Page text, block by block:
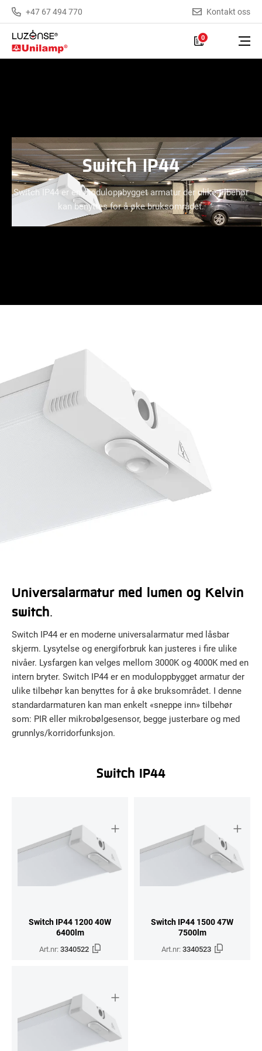
+47 67 494 770 Kontakt oss
0
Switch IP44
Switch IP44 er en moduloppbygget armatur der ulike tilbehør
kan benyttes for å øke bruksområdet.
Universalarmatur med lumen og Kelvin
switch.
Switch IP44 er en moderne universalarmatur med låsbar
skjerm. Lysytelse og energiforbruk kan justeres i fire ulike
nivåer. Lysfargen kan velges mellom 3000K og 4000K med en
intern bryter. Switch IP44 er en moduloppbygget armatur der
ulike tilbehør kan benyttes for å øke bruksområdet. I denne
standardarmaturen kan man enkelt «sneppe inn» tilbehør
som: PIR eller mikrobølgesensor, begge justerbare og med
grunnlys/korridorfunksjon.
Switch IP44
Switch IP44 1200 40W
6400lm
Art.nr:3340522
Switch IP44 1500 47W
7500lm
Art.nr:3340523